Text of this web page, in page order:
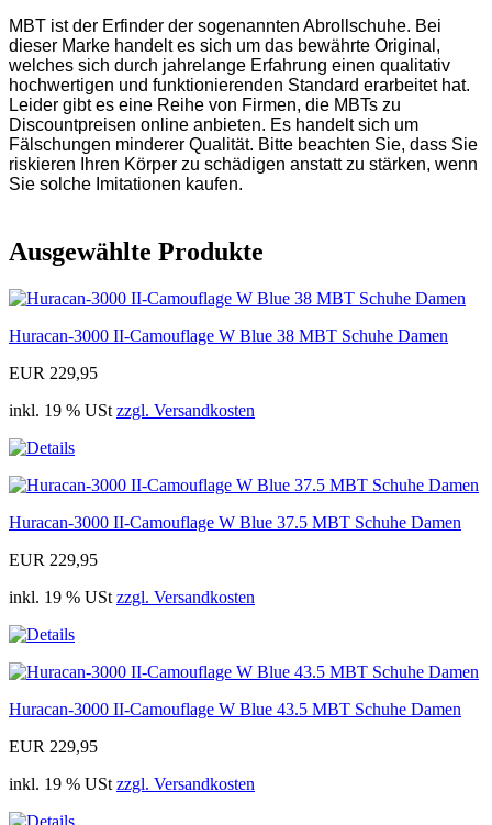
MBT ist der Erfinder der sogenannten Abrollschuhe. Bei
dieser Marke handelt es sich um das bewährte Original,
welches sich durch jahrelange Erfahrung einen qualitativ
hochwertigen und funktionierenden Standard erarbeitet hat.
Leider gibt es eine Reihe von Firmen, die MBTs zu
Discountpreisen online anbieten. Es handelt sich um
Fälschungen minderer Qualität. Bitte beachten Sie, dass Sie
riskieren Ihren Körper zu schädigen anstatt zu stärken, wenn
Sie solche Imitationen kaufen.
Ausgewählte Produkte
Huracan-3000 II-Camouflage W Blue 38 MBT Schuhe Damen
EUR 229,95
inkl. 19 % USt zzgl. Versandkosten
Huracan-3000 II-Camouflage W Blue 37.5 MBT Schuhe Damen
EUR 229,95
inkl. 19 % USt zzgl. Versandkosten
Huracan-3000 II-Camouflage W Blue 43.5 MBT Schuhe Damen
EUR 229,95
inkl. 19 % USt zzgl. Versandkosten